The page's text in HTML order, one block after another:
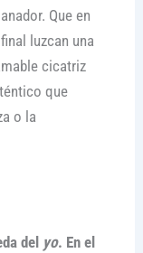
Que en
luzcan una
cicatriz
que
o la
del yo. En el